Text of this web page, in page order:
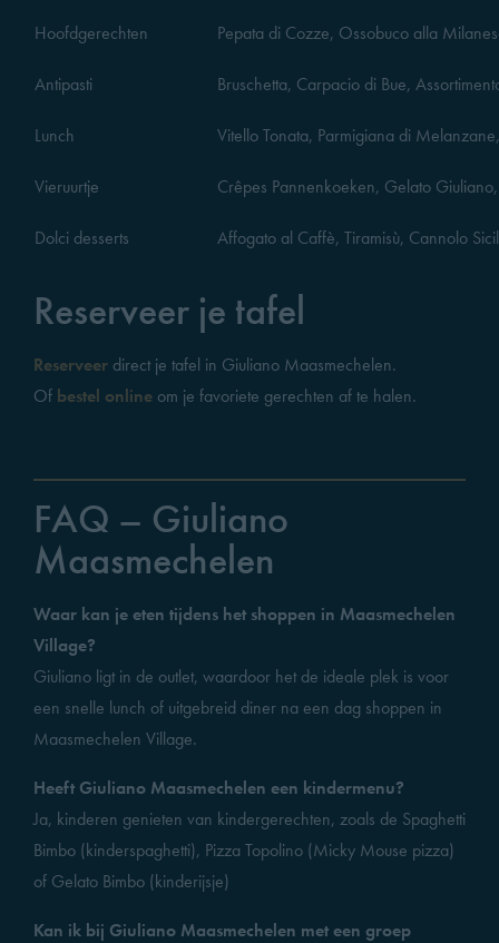
Hoofdgerechten Pepata di Cozze, Ossobuco alla
Antipasti Bruschetta, Carpacio di Bue,
Lunch Vitello Tonata, Parmigiana di
Vieruurtje Crêpes Pannenkoeken, Gelato
Dolci desserts Affogato al Caffè, Tiramisù, Cannolo
Reserveer je tafel
Reserveer direct je tafel in Giuliano Maasmechelen.
Of bestel online om je favoriete gerechten af te halen.
FAQ – Giuliano
Maasmechelen
Waar kan je eten tijdens het shoppen in Maasmechelen
Village?
Giuliano ligt in de outlet, waardoor het de ideale plek is voor
een snelle lunch of uitgebreid diner na een dag shoppen in
Maasmechelen Village.
Heeft Giuliano Maasmechelen een kindermenu?
Ja, kinderen genieten van kindergerechten, zoals de Spaghetti
Bimbo (kinderspaghetti), Pizza Topolino (Micky Mouse pizza)
of Gelato Bimbo (kinderijsje)
Kan ik bij Giuliano Maasmechelen met een groep